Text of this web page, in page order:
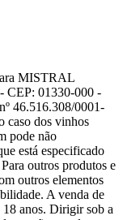
MISTRAL
01330-000 -
46.516.308/0001-
caso dos vinhos
pode não
está especificado
outros produtos e
outros elementos
A venda de
18 anos. Dirigir sob a